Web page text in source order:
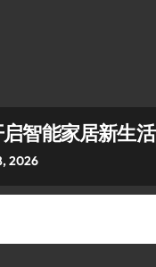
智能家居新生活
2026